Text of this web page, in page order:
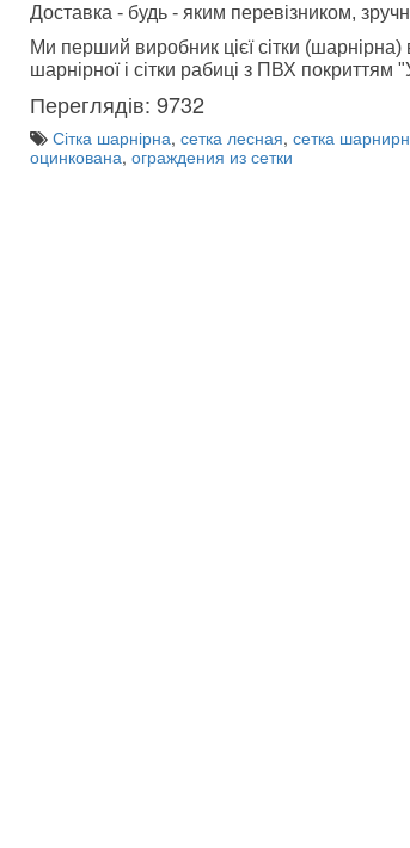
Доставка - будь - яким перевізником,
Ми перший виробник цієї сітки
шарнірної і сітки рабиці з ПВХ покриттям
Переглядів: 9732
Сітка шарнірна, сетка лесная, сетка
оцинкована, ограждения из сетки